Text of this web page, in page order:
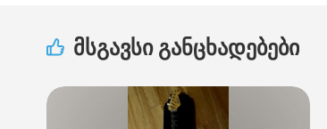
მსგავსი განცხადებები